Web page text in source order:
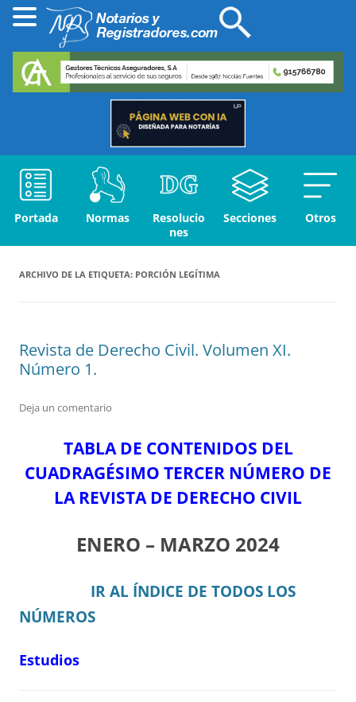
Portada Normas
Resolucio
nes
Secciones Otros
ARCHIVO DE LA ETIQUETA: PORCIÓN LEGÍTIMA
Revista de Derecho Civil. Volumen XI.
Número 1.
Deja un comentario
TABLA DE CONTENIDOS DEL
CUADRAGÉSIMO TERCER NÚMERO DE
LA REVISTA DE DERECHO CIVIL
ENERO – MARZO 2024
IR AL ÍNDICE DE TODOS LOS
NÚMEROS
Estudios